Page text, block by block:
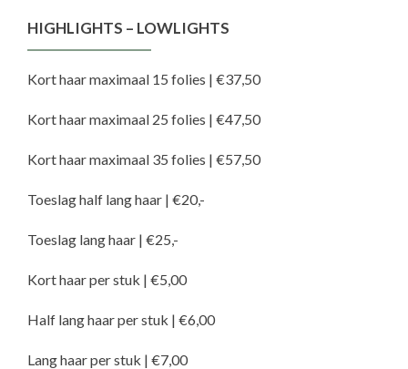
HIGHLIGHTS – LOWLIGHTS
Kort haar maximaal 15 folies | €37,50
Kort haar maximaal 25 folies | €47,50
Kort haar maximaal 35 folies | €57,50
Toeslag half lang haar | €20,-
Toeslag lang haar | €25,-
Kort haar per stuk | €5,00
Half lang haar per stuk | €6,00
Lang haar per stuk | €7,00